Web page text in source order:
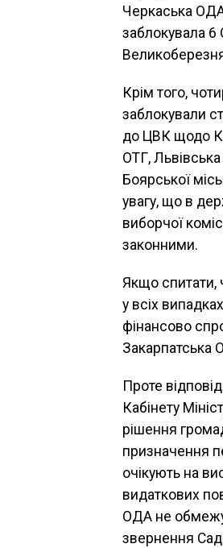
Черкаська ОДА
заблокувала 6
Крім того,
заблокували
до ЦВК щодо
ОТГ,
Боярської
увагу, що в
виборчої
законними.
Якщо спитати,
у всіх
фінансово
Закарпатська
Проте
Кабінету
рішення
призначення
очікують на
видаткових
ОДА не
звернення